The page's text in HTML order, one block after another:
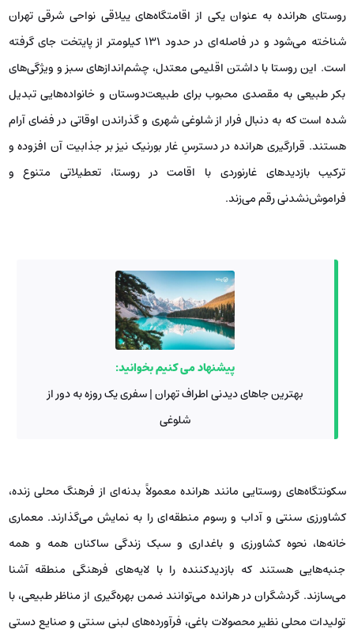
روستای هرانده به عنوان یکی از اقامتگاه‌های ییلاقی نواحی شرقی تهران
شناخته می‌شود و در فاصله‌ای در حدود ۱۳۱ کیلومتر از پایتخت جای گرفته
است. این روستا با داشتن اقلیمی معتدل، چشم‌اندازهای سبز و ویژگی‌های
بکر طبیعی به مقصدی محبوب برای طبیعت‌دوستان و خانواده‌هایی تبدیل
شده است که به دنبال فرار از شلوغی شهری و گذراندن اوقاتی در فضای آرام
هستند. قرارگیری هرانده در دسترسِ غار بورنیک نیز بر جذابیت آن افزوده و
ترکیب بازدیدهای غارنوردی با اقامت در روستا، تعطیلاتی متنوع و
فراموش‌نشدنی رقم می‌زند.
پیشنهاد می کنیم بخوانید:
بهترین جاهای دیدنی اطراف تهران | سفری یک روزه به دور از
شلوغی
سکونتگاه‌های روستایی مانند هرانده معمولاً بدنه‌ای از فرهنگ محلی زنده،
کشاورزی سنتی و آداب و رسوم منطقه‌ای را به نمایش می‌گذارند. معماری
خانه‌ها، نحوه کشاورزی و باغداری و سبک زندگی ساکنان همه و همه
جنبه‌هایی هستند که بازدیدکننده را با لایه‌های فرهنگی منطقه آشنا
می‌سازند. گردشگران در هرانده می‌توانند ضمن بهره‌گیری از مناظر طبیعی، با
تولیدات محلی نظیر محصولات باغی، فرآورده‌های لبنی سنتی و صنایع دستی